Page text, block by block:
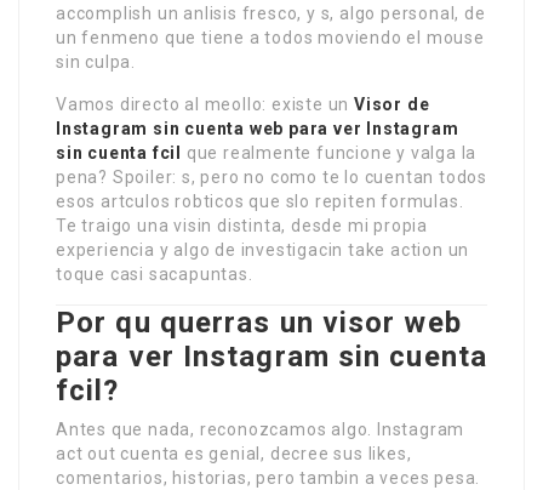
accomplish un anlisis fresco, y s, algo personal, de
un fenmeno que tiene a todos moviendo el mouse
sin culpa.
Vamos directo al meollo: existe un Visor de
Instagram sin cuenta web para ver Instagram
sin cuenta fcil
que realmente funcione y valga la
pena? Spoiler: s, pero no como te lo cuentan todos
esos artculos robticos que slo repiten formulas.
Te traigo una visin distinta, desde mi propia
experiencia y algo de investigacin take action un
toque casi sacapuntas.
Por qu querras un visor web
para ver Instagram sin cuenta
fcil?
Antes que nada, reconozcamos algo. Instagram
act out cuenta es genial, decree sus likes,
comentarios, historias, pero tambin a veces pesa.